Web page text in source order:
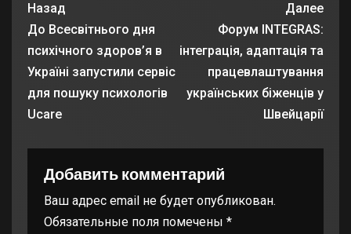
Назад
До Всесвітнього дня
психічного здоров’я в
Україні запустили сервіс
для пошуку психологів
Ucare
Далее
Форум INTEGRAS:
інтеграція, адаптація та
працевлаштування
українських біженців у
Швейцарії
Добавить комментарий
Ваш адрес email не будет опубликован.
Обязательные поля помечены *